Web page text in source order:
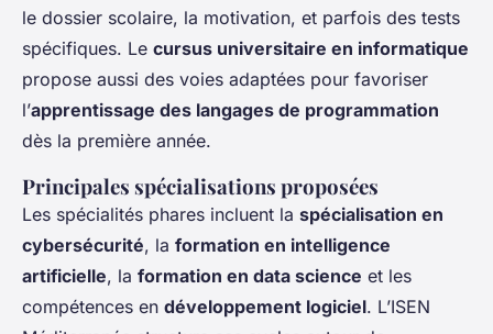
le dossier scolaire, la motivation, et parfois des tests
spécifiques. Le cursus universitaire en informatique
propose aussi des voies adaptées pour favoriser
l’apprentissage des langages de programmation
dès la première année.
Principales spécialisations proposées
Les spécialités phares incluent la spécialisation en
cybersécurité, la formation en intelligence
artificielle, la formation en data science et les
compétences en développement logiciel. L’ISEN